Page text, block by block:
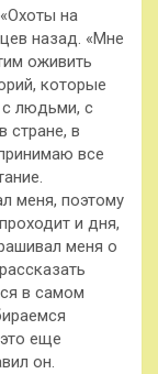
на
назад. «Мне
оживить
которые
с людьми, с
стране, в
все
меня, поэтому
и дня,
меня о
в самом
еще
он.